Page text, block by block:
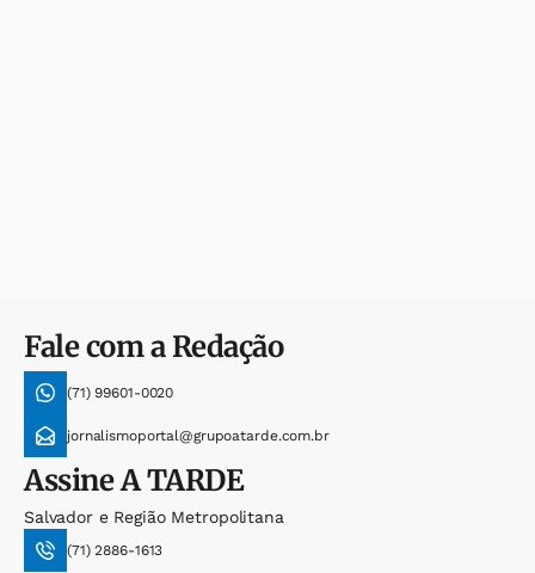
Fale com a Redação
(71) 99601-0020
jornalismoportal@grupoatarde.com.br
AssineA TARDE
Salvador e Região Metropolitana
(71) 2886-1613